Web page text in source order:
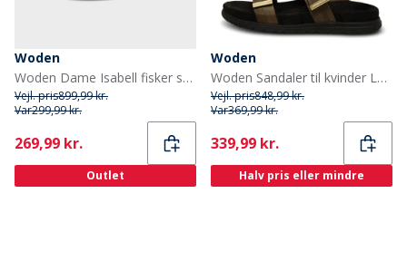
Woden
Woden Dame Isabell fisker sandaler 278 Matcha
Vejl. pris899,99 kr.
Var299,99 kr.
Current
269,99 kr.
Outlet
Woden
Woden Sandaler til kvinder Louisa 295 Mørk oliven
Vejl. pris848,99 kr.
Var369,99 kr.
Current
339,99 kr.
Halv pris eller mindre